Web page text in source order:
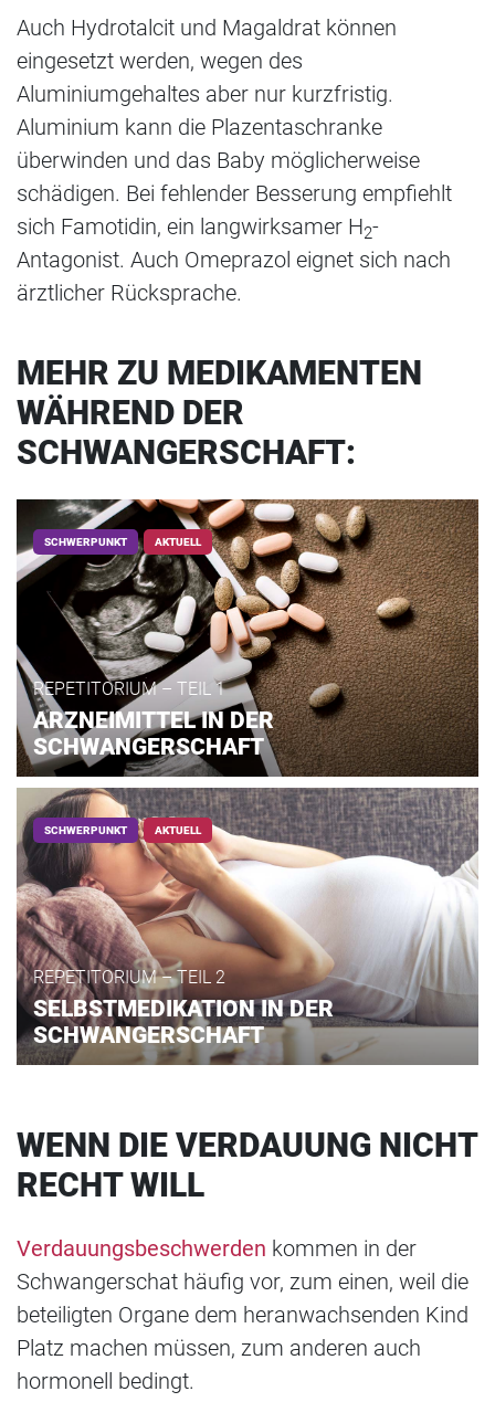
Auch Hydrotalcit und Magaldrat können
eingesetzt werden, wegen des
Aluminiumgehaltes aber nur kurzfristig.
Aluminium kann die Plazentaschranke
überwinden und das Baby möglicherweise
schädigen. Bei fehlender Besserung empfiehlt
sich Famotidin, ein langwirksamer H2-
Antagonist. Auch Omeprazol eignet sich nach
ärztlicher Rücksprache.
MEHR ZU MEDIKAMENTEN
WÄHREND DER
SCHWANGERSCHAFT:
SCHWERPUNKT AKTUELL
REPETITORIUM – TEIL 1
ARZNEIMITTEL IN DER
SCHWANGERSCHAFT
SCHWERPUNKT AKTUELL
REPETITORIUM – TEIL 2
SELBSTMEDIKATION IN DER
SCHWANGERSCHAFT
WENN DIE VERDAUUNG NICHT
RECHT WILL
Verdauungsbeschwerden kommen in der
Schwangerschat häufig vor, zum einen, weil die
beteiligten Organe dem heranwachsenden Kind
Platz machen müssen, zum anderen auch
hormonell bedingt.